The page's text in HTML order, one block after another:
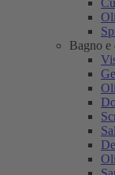
Bagno e